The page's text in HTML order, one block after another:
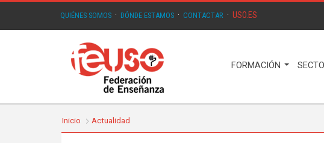
QUIÉNES SOMOS · DÓNDE ESTAMOS · CONTACTAR · USO.ES
FORMACIÓN
Inicio Actualidad